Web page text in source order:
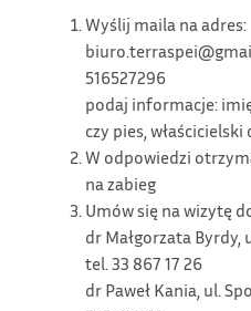
Wyślij maila na adres:
516527296
podaj informacje:
czy pies, właścicielski
W odpowiedzi
na zabieg
Umów się na wizytę
dr Małgorzata Byrdy,
tel. 33 867 17 26
dr Paweł Kania, ul.